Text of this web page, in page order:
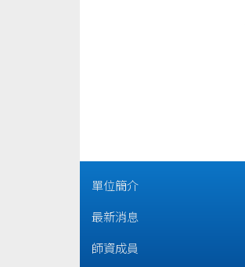
單位簡介
最新消息
師資成員